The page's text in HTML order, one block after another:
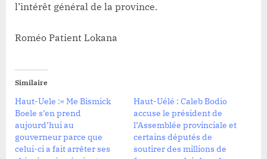
l’intérêt général de la province.
Roméo Patient Lokana
Similaire
Haut-Uele :« Me Bismick
Boele s’en prend
aujourd’hui au
gouverneur parce que
celui-ci a fait arrêter ses
Haut-Uélé : Caleb Bodio
accuse le président de
l’Assemblée provinciale et
certains députés de
soutirer des millions de